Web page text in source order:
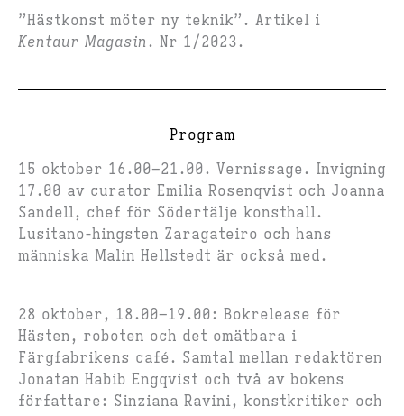
”Hästkonst möter ny teknik”. Artikel i
Kentaur Magasin. Nr 1/2023.
Program
15 oktober 16.00–21.00. Vernissage. Invigning
17.00 av curator Emilia Rosenqvist och Joanna
Sandell, chef för Södertälje konsthall.
Lusitano-hingsten Zaragateiro och hans
människa Malin Hellstedt är också med.
28 oktober, 18.00–19.00: Bokrelease för
Hästen, roboten och det omätbara i
Färgfabrikens café. Samtal mellan redaktören
Jonatan Habib Engqvist och två av bokens
författare: Sinziana Ravini, konstkritiker och